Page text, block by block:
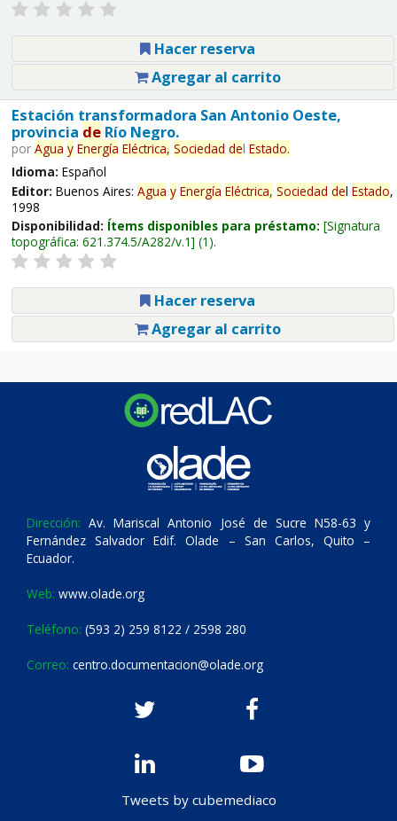
Hacer reserva
Agregar al carrito
Estación transformadora San Antonio Oeste,
provincia deRío Negro.
por Agua y Energía Eléctrica, Sociedad del Estado.
Idioma: Español
Editor: Buenos Aires: Agua y Energía Eléctrica, Sociedad del Estado,
1998
Disponibilidad: Ítems disponibles para préstamo: Signatura
topográfica: 621.374.5/A282/v.1 (1).
Hacer reserva
Agregar al carrito
Dirección: Av. Mariscal Antonio José de Sucre N58-63 y
Fernández Salvador Edif. Olade – San Carlos, Quito –
Ecuador.
Web: www.olade.org
Teléfono: (593 2) 259 8122 / 2598 280
Correo: centro.documentacion@olade.org
Tweets by cubemediaco